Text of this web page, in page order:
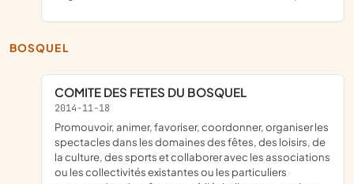
BOSQUEL
COMITE DES FETES DU BOSQUEL
2014-11-18
promouvoir, animer, favoriser, coordonner, organiser les
spectacles dans les domaines des fêtes, des loisirs, de
la culture, des sports et collaborer avec les associations
ou les collectivités existantes ou les particuliers